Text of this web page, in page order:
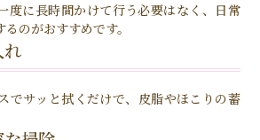
度に長時間かけて行う必要はなく、日常
のがおすすめです。
れ
でサッと拭くだけで、皮脂やほこりの蓄